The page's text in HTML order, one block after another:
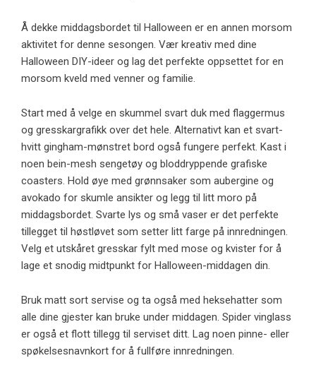
Å dekke middagsbordet til Halloween er en annen morsom
aktivitet for denne sesongen. Vær kreativ med dine
Halloween DIY-ideer og lag det perfekte oppsettet for en
morsom kveld med venner og familie.
Start med å velge en skummel svart duk med flaggermus
og gresskargrafikk over det hele. Alternativt kan et svart-
hvitt gingham-mønstret bord også fungere perfekt. Kast i
noen bein-mesh sengetøy og bloddryppende grafiske
coasters. Hold øye med grønnsaker som aubergine og
avokado for skumle ansikter og legg til litt moro på
middagsbordet. Svarte lys og små vaser er det perfekte
tillegget til høstløvet som setter litt farge på innredningen.
Velg et utskåret gresskar fylt med mose og kvister for å
lage et snodig midtpunkt for Halloween-middagen din.
Bruk matt sort servise og ta også med heksehatter som
alle dine gjester kan bruke under middagen. Spider vinglass
er også et flott tillegg til serviset ditt. Lag noen pinne- eller
spøkelsesnavnkort for å fullføre innredningen.